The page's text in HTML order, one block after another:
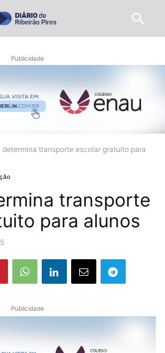
Publicidade
transporte escolar gratuito para
transporte
para alunos
Publicidade